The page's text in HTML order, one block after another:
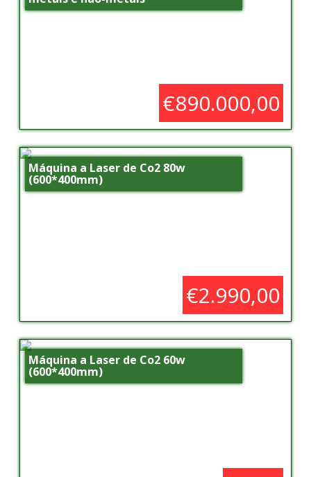
€890.000,00
Máquina a Laser de Co2 80w
(600*400mm)
€2.990,00
Máquina a Laser de Co2 60w
(600*400mm)